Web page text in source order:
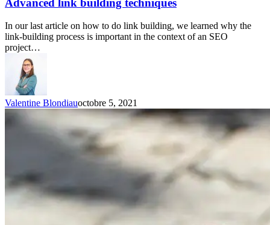
In our last article on how to do link building, we learned why the
link-building process is important in the context of an SEO
project…
Valentine Blondiauoctobre 5, 2021